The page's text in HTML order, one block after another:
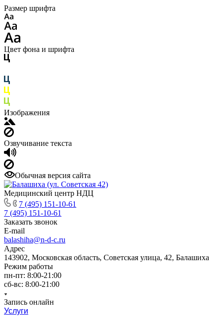
Размер шрифта
Цвет фона и шрифта
Изображения
Озвучивание текста
Обычная версия сайта
Медицинский центр НДЦ
7 (495) 151-10-61
7 (495) 151-10-61
Заказать звонок
E-mail
balashiha@n-d-c.ru
Адрес
143902, Московская область, Советская улица, 42, Балашиха
Режим работы
пн-пт: 8:00-21:00
сб-вс: 8:00-21:00
Запись онлайн
Услуги